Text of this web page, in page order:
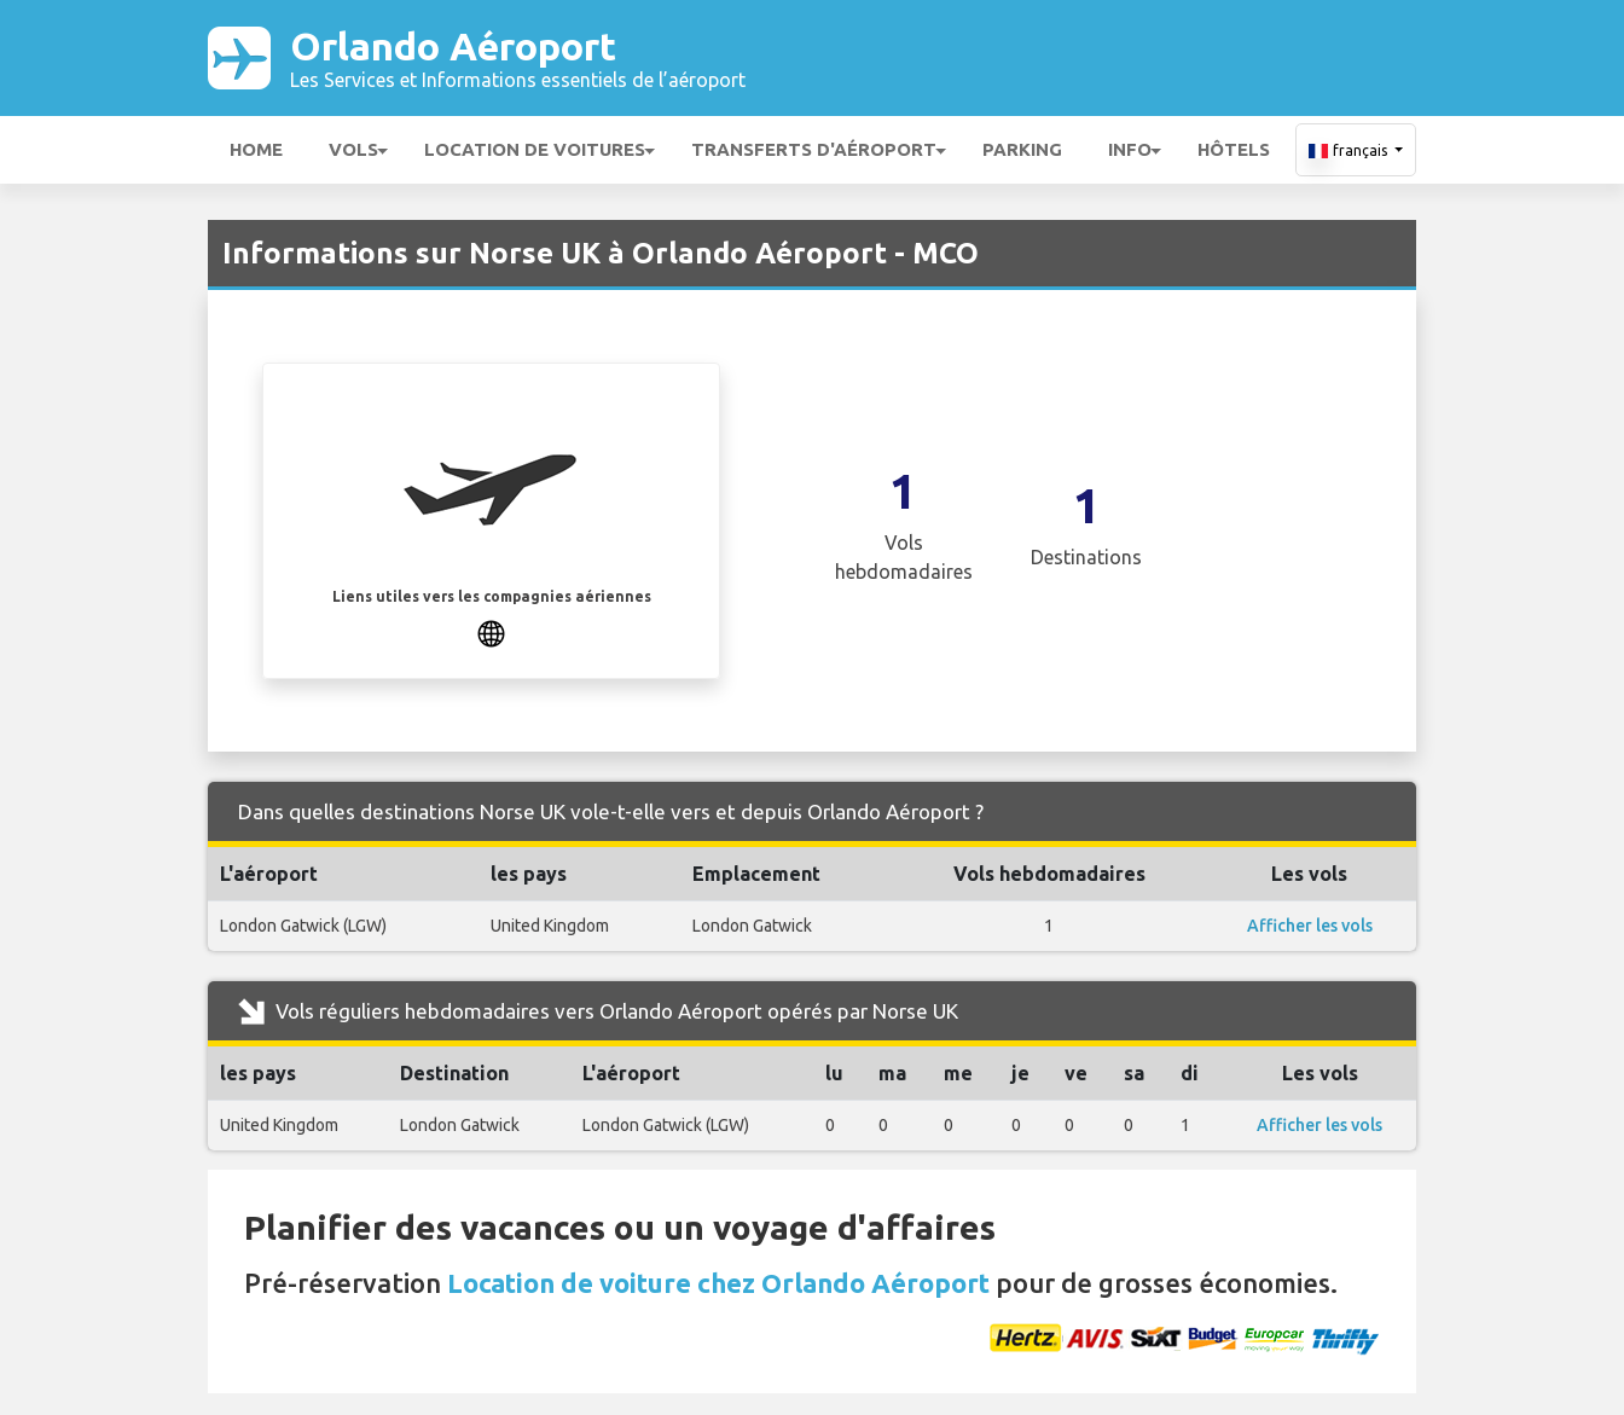
Orlando Aéroport
Les Services et Informations essentiels de l’aéroport
HOME VOLS LOCATION DE VOITURES TRANSFERTS D'AÉROPORT PARKING INFO HÔTELS français
Informations sur Norse UK à Orlando Aéroport - MCO
Liens utiles vers les compagnies aériennes
1
Vols
hebdomadaires
1
Destinations
Dans quelles destinations Norse UK vole-t-elle vers et depuis Orlando Aéroport ?
L'aéroport les pays Emplacement Vols hebdomadaires Les vols
London Gatwick (LGW) United Kingdom London Gatwick 1 Afficher les vols
Vols réguliers hebdomadaires vers Orlando Aéroport opérés par Norse UK
les pays Destination L'aéroport lu ma me je ve sa di Les vols
United Kingdom London Gatwick London Gatwick (LGW) 0 0 0 0 0 0 1 Afficher les vols
Planifier des vacances ou un voyage d'affaires
Pré-réservation Location de voiture chez Orlando Aéroport pour de grosses économies.